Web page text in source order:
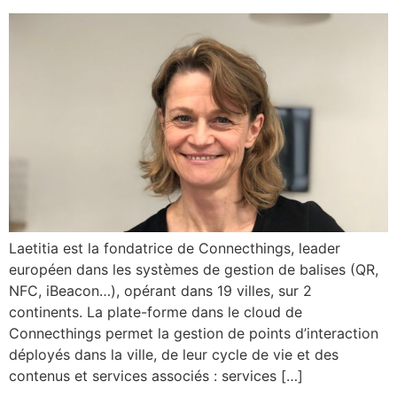
Laetitia est la fondatrice de Connecthings, leader
européen dans les systèmes de gestion de balises (QR,
NFC, iBeacon…), opérant dans 19 villes, sur 2
continents. La plate-forme dans le cloud de
Connecthings permet la gestion de points d’interaction
déployés dans la ville, de leur cycle de vie et des
contenus et services associés : services […]